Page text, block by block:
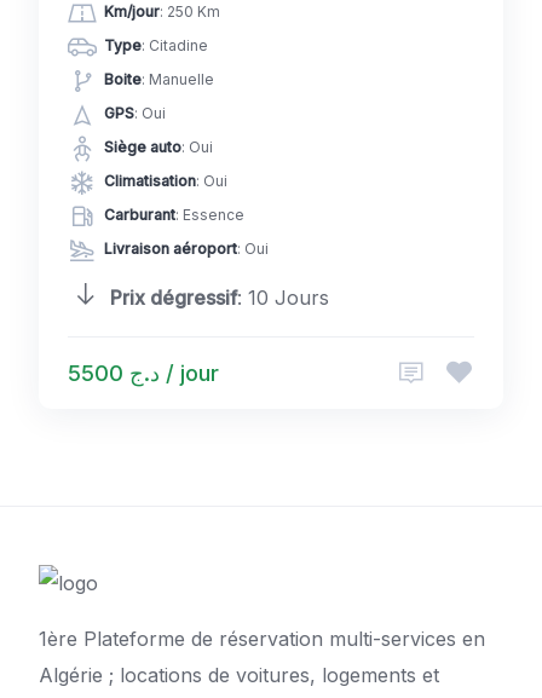
Km/jour: 250 Km
Type: Citadine
Boite: Manuelle
GPS: Oui
Siège auto: Oui
Climatisation: Oui
Carburant: Essence
Livraison aéroport: Oui
Prix dégressif: 10 Jours
د.ج 5500 / jour
1ère Plateforme de réservation multi-services en
Algérie ; locations de voitures, logements et